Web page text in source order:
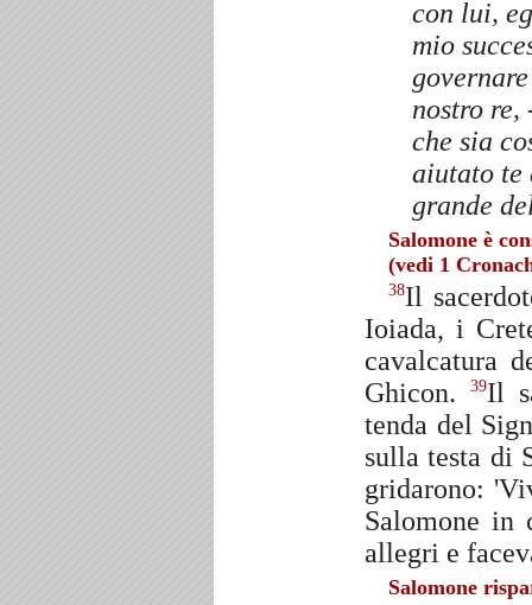
con lui,
mio
nostro
che sia
aiutato te
grande
Salomone è
(vedi 1
38Il
Ioiada, i
cavalcatura
Ghicon.
39Il
tenda del
sulla testa di
gridarono:
Salomone
allegri e
Salomone